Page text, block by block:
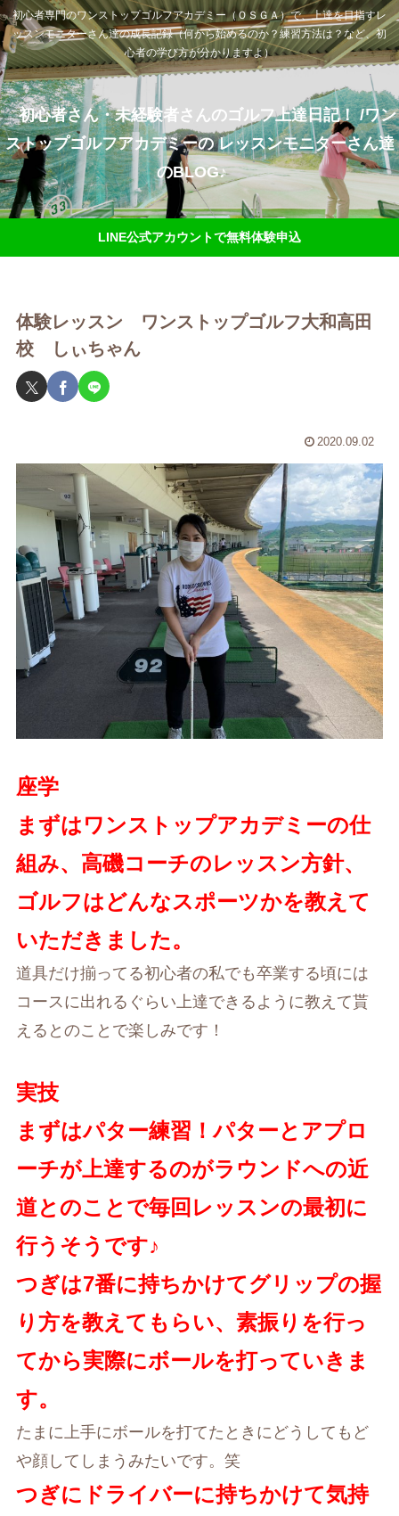
初心者専門のワンストップゴルフアカデミー（ＯＳＧＡ）で、上達を目指すレ
ッスンモニターさん達の成長記録（何から始めるのか？練習方法は？など、初
心者の学び方が分かりますよ）
初心者さん・未経験者さんのゴルフ上達日記！ /ワン
ストップゴルフアカデミーの レッスンモニターさん達
のBLOG♪
LINE公式アカウントで無料体験申込
体験レッスン ワンストップゴルフ大和高田
校 しぃちゃん
2020.09.02
座学
まずはワンストップアカデミーの仕
組み、高磯コーチのレッスン方針、
ゴルフはどんなスポーツかを教えて
いただきました。
道具だけ揃ってる初心者の私でも卒業する頃には
コースに出れるぐらい上達できるように教えて貰
えるとのことで楽しみです！
実技
まずはパター練習！パターとアプロ
ーチが上達するのがラウンドへの近
道とのことで毎回レッスンの最初に
行うそうです♪
つぎは7番に持ちかけてグリップの握
り方を教えてもらい、素振りを行っ
てから実際にボールを打っていきま
す。
たまに上手にボールを打てたときにどうしてもど
や顔してしまうみたいです。笑
つぎにドライバーに持ちかけて気持